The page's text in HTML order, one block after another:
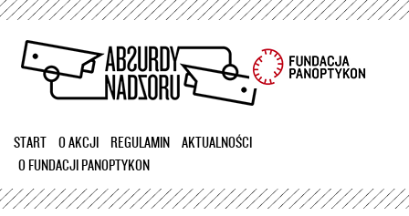
Przejdź
treści
START O AKCJI REGULAMIN
AKTUALNOŚCI
O FUNDACJI PANOPTYKON